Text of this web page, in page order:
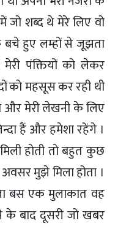
शब्द थे मेरे लिए वो
बचे हुए लम्हों से जूझता
पंक्तियों को लेकर
को महसूस कर रही थी
और मेरी लेखनी के लिए
हैं और हमेशा रहेंगे ।
होती तो बहुत कुछ
मुझे मिला होता ।
बस एक मुलाकात वह
के बाद दूसरी जो खबर